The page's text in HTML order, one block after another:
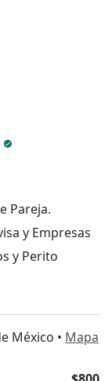
Pareja.
y Empresas
y Perito
México • Mapa